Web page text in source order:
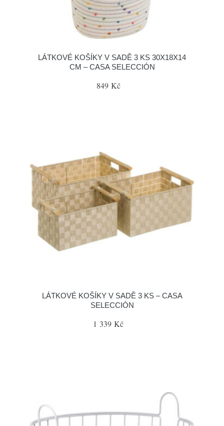
LÁTKOVÉ KOŠÍKY V SADĚ 3 KS 30X18X14
CM – CASA SELECCIÓN
849 Kč
LÁTKOVÉ KOŠÍKY V SADĚ 3 KS – CASA
SELECCIÓN
1 339 Kč